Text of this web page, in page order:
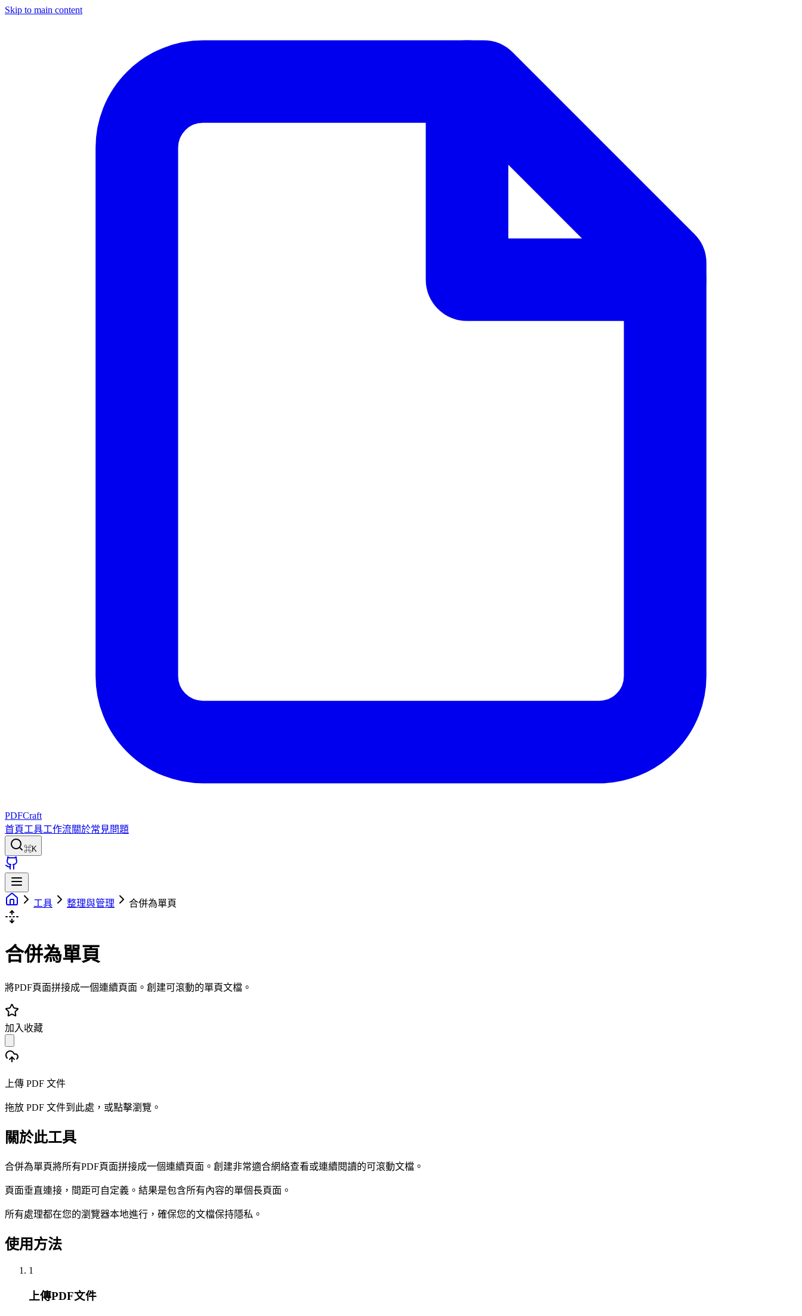
Skip to main content
PDFCraft
首頁工具工作流關於常見問題
⌘K
工具 整理與管理 合併為單頁
合併為單頁
將PDF頁面拼接成一個連續頁面。創建可滾動的單頁文檔。
加入收藏
上傳 PDF 文件
拖放 PDF 文件到此處，或點擊瀏覽。
關於此工具
合併為單頁將所有PDF頁面拼接成一個連續頁面。創建非常適合網絡查看或連續閱讀的可滾動文檔。
頁面垂直連接，間距可自定義。結果是包含所有內容的單個長頁面。
所有處理都在您的瀏覽器本地進行，確保您的文檔保持隱私。
使用方法
1
上傳PDF文件